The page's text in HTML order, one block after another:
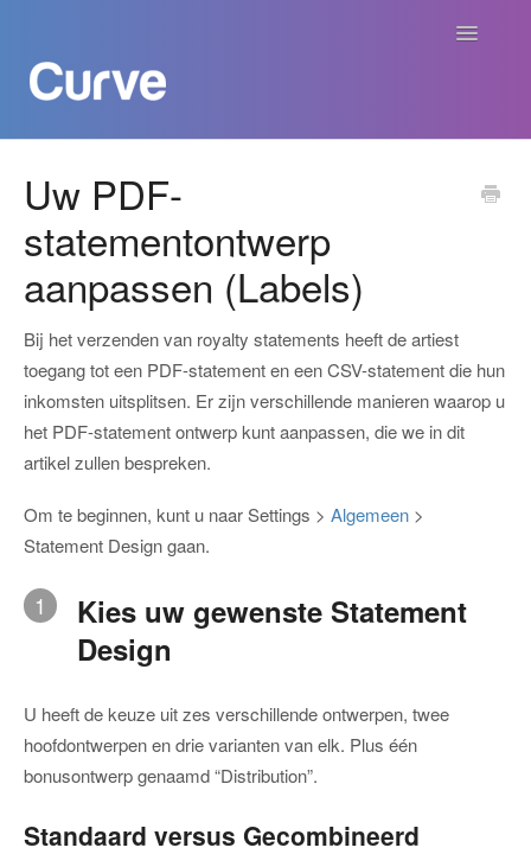
Navigatie
Curve voor Creators
Curve voor Labels
Curve voor Publishers
Betalingen
Uw PDF-
statementontwerp
aanpassen (Labels)
Bij het verzenden van royalty statements heeft de artiest
toegang tot een PDF-statement en een CSV-statement die hun
inkomsten uitsplitsen. Er zijn verschillende manieren waarop u
het PDF-statement ontwerp kunt aanpassen, die we in dit
artikel zullen bespreken.
Om te beginnen, kunt u naar Settings > Algemeen >
Statement Design gaan.
1
Kies uw gewenste Statement
Design
U heeft de keuze uit zes verschillende ontwerpen, twee
hoofdontwerpen en drie varianten van elk. Plus één
bonusontwerp genaamd “Distribution”.
Standaard versus Gecombineerd